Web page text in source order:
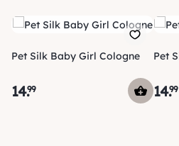
Pet Silk Baby Girl Cologne
14.99
Pet
14.99